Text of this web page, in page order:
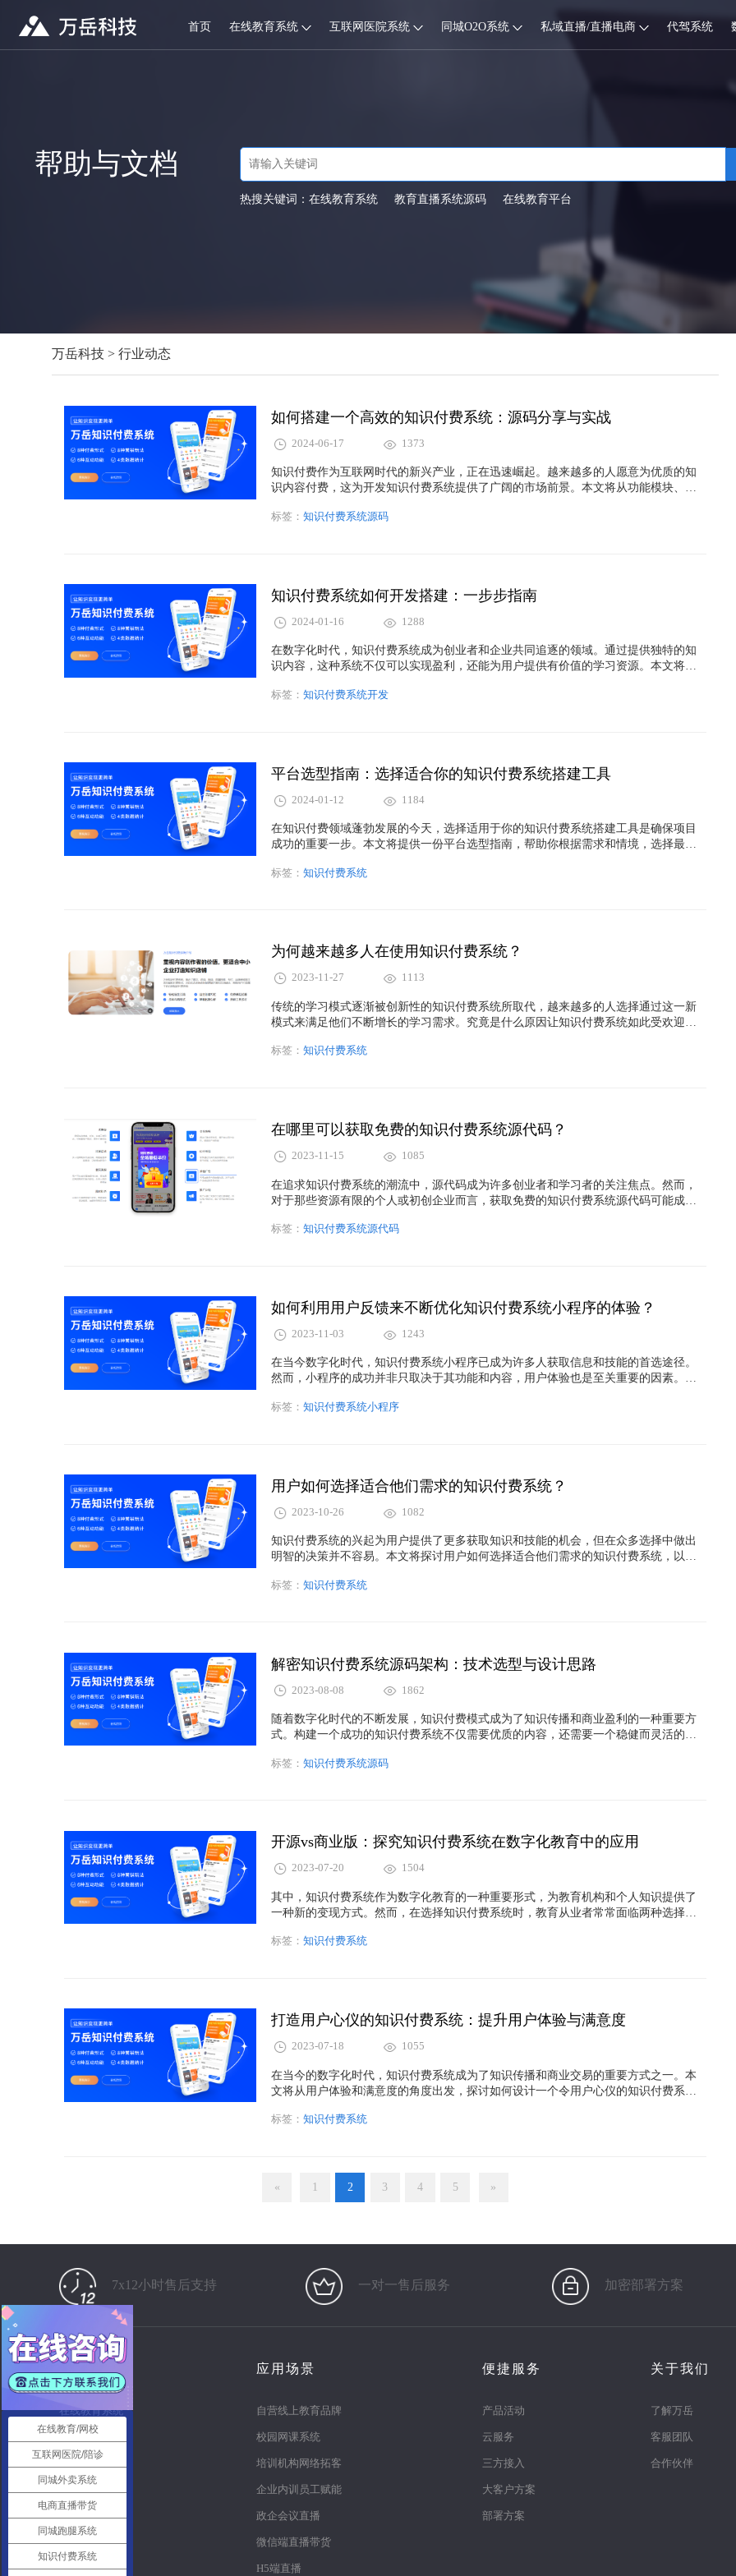
首页 在线教育系统 互联网医院系统 同城O2O系统 私域直播/直播电商 代驾系统
帮助与文档
热搜关键词： 在线教育系统 教育直播系统源码 在线教育平台
万岳科技> 行业动态
如何搭建一个高效的知识付费系统：源码分享与实战
2024-06-17 1373
知识付费作为互联网时代的新兴产业，正在迅速崛起。越来越多的人愿意为优质的知
识内容付费，这为开发知识付费系统提供了广阔的市场前景。本文将从功能模块、用
系统，并结合源码分享与实战经验，帮助开发者快速上手。
标签：知识付费系统源码
知识付费系统如何开发搭建：一步步指南
2024-01-16 1288
在数字化时代，知识付费系统成为创业者和企业共同追逐的领域。通过提供独特的知
识内容，这种系统不仅可以实现盈利，还能为用户提供有价值的学习资源。本文将为
标签：知识付费系统开发
平台选型指南：选择适合你的知识付费系统搭建工具
2024-01-12 1184
在知识付费领域蓬勃发展的今天，选择适用于你的知识付费系统搭建工具是确保项目
成功的重要一步。本文将提供一份平台选型指南，帮助你根据需求和情境，选择最合
标签：知识付费系统
为何越来越多人在使用知识付费系统？
2023-11-27 1113
传统的学习模式逐渐被创新性的知识付费系统所取代，越来越多的人选择通过这一新
模式来满足他们不断增长的学习需求。究竟是什么原因让知识付费系统如此受欢迎
标签：知识付费系统
在哪里可以获取免费的知识付费系统源代码？
2023-11-15 1085
在追求知识付费系统的潮流中，源代码成为许多创业者和学习者的关注焦点。然而，
对于那些资源有限的个人或初创企业而言，获取免费的知识付费系统源代码可能成为
道德性的前提下获取免费的知识付费系统源代码。
标签：知识付费系统源代码
如何利用用户反馈来不断优化知识付费系统小程序的体验？
2023-11-03 1243
在当今数字化时代，知识付费系统小程序已成为许多人获取信息和技能的首选途径。
然而，小程序的成功并非只取决于其功能和内容，用户体验也是至关重要的因素。为
标签：知识付费系统小程序
用户如何选择适合他们需求的知识付费系统？
2023-10-26 1082
知识付费系统的兴起为用户提供了更多获取知识和技能的机会，但在众多选择中做出
明智的决策并不容易。本文将探讨用户如何选择适合他们需求的知识付费系统，以获
标签：知识付费系统
解密知识付费系统源码架构：技术选型与设计思路
2023-08-08 1862
随着数字化时代的不断发展，知识付费模式成为了知识传播和商业盈利的一种重要方
式。构建一个成功的知识付费系统不仅需要优质的内容，还需要一个稳健而灵活的技
标签：知识付费系统源码
开源vs商业版：探究知识付费系统在数字化教育中的应用
2023-07-20 1504
其中，知识付费系统作为数字化教育的一种重要形式，为教育机构和个人知识提供了
一种新的变现方式。然而，在选择知识付费系统时，教育从业者常常面临两种选择：
应用。
标签：知识付费系统
打造用户心仪的知识付费系统：提升用户体验与满意度
2023-07-18 1055
在当今的数字化时代，知识付费系统成为了知识传播和商业交易的重要方式之一。本
文将从用户体验和满意度的角度出发，探讨如何设计一个令用户心仪的知识付费系
标签：知识付费系统
« 1 2 3 4 5 »
7x12小时售后支持 一对一售后服务 加密部署方案
在线教育系统
知识付费系统
电商直播系统
同城o2o
同城跑腿
智慧党建系统
应用场景
自营线上教育品牌
校园网课系统
培训机构网络拓客
企业内训员工赋能
政企会议直播
微信端直播带货
H5端直播
便捷服务
产品活动
云服务
三方接入
大客户方案
部署方案
关于我们
了解万岳
客服团队
合作伙伴
在线教育/网校
互联网医院/陪诊
同城外卖系统
电商直播带货
同城跑腿系统
知识付费系统